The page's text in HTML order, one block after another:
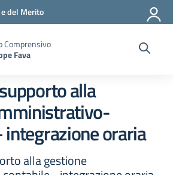
del Merito
Comprensivo
Fava
alla
oraria
alla gestione